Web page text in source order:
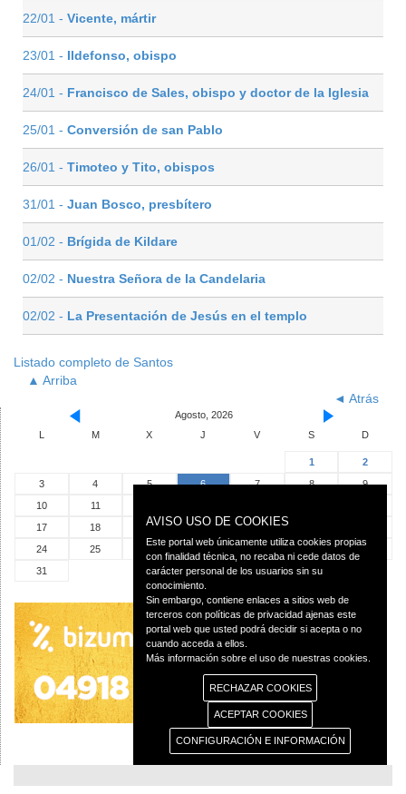
22/01 - Vicente, mártir
23/01 - Ildefonso, obispo
24/01 - Francisco de Sales, obispo y doctor de la Iglesia
25/01 - Conversión de san Pablo
26/01 - Timoteo y Tito, obispos
31/01 - Juan Bosco, presbítero
01/02 - Brígida de Kildare
02/02 - Nuestra Señora de la Candelaria
02/02 - La Presentación de Jesús en el templo
Listado completo de Santos
▲ Arriba
◄ Atrás
Agosto, 2026
L
M X J V S D
1
2
3
4 5 6 7 8
9
10
11
17
18 19 20 21
24
25 26 27 28 29
30
31
AVISO USO DE COOKIES
Este portal web únicamente utiliza cookies propias
con finalidad técnica, no recaba ni cede datos de
carácter personal de los usuarios sin su
conocimiento.
Sin embargo, contiene enlaces a sitios web de
terceros con políticas de privacidad ajenas este
portal web que usted podrá decidir si acepta o no
cuando acceda a ellos.
Más información sobre el uso de nuestras cookies.
RECHAZAR COOKIES
ACEPTAR COOKIES
CONFIGURACIÓN E INFORMACIÓN